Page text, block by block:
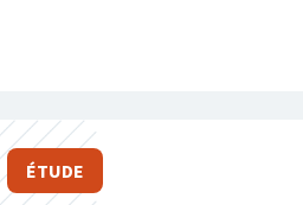
ÉTUDE